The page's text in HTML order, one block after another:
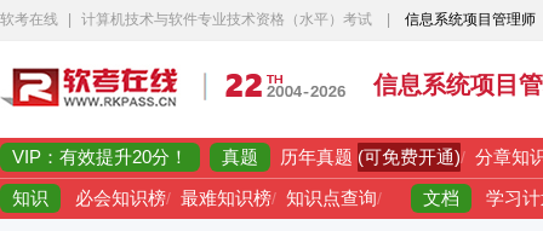
软考在线 计算机技术与软件专业技术资格（水平）考试 信息系统项目管理师
信息系统项目
VIP：有效提升20分！ 真题 历年真题 (可免费开通)/ 分章知
知识 必会知识榜/ 最难知识榜/ 知识点查询/ 文档 学习